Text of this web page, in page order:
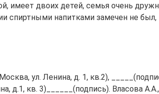
имеет двоих детей, семья очень
спиртными напитками замечен не
ул. Ленина, д. 1, кв.2),
д.1, кв. 3)______(подпись). Власова А.А.,